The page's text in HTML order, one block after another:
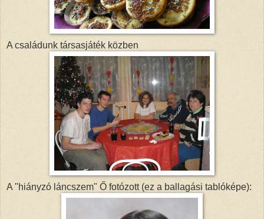
A családunk társasjáték közben
A "hiányzó láncszem" Ő fotózott (ez a ballagási tablóképe):